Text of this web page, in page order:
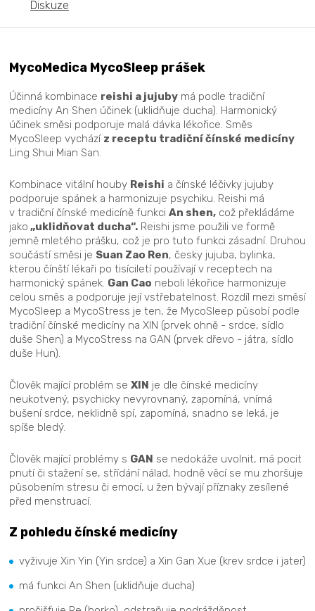
Diskuze
MycoMedica MycoSleep prášek
Účinná kombinace reishi a jujuby má podle tradiční
medicíny An Shen účinek (uklidňuje ducha). Harmonický
účinek směsi podporuje malá dávka lékořice. Směs
MycoSleep vychází z receptu tradiční čínské medicíny
Ling Shui Mian San.
Kombinace vitální houby Reishi a čínské léčivky jujuby
podporuje spánek a harmonizuje psychiku. Reishi má
v tradiční čínské medicíně funkci An shen, což překládáme
jako „uklidňovat ducha“. Reishi jsme použili ve formě
jemně mletého prášku, což je pro tuto funkci zásadní. Druhou
součástí směsi je Suan Zao Ren, česky jujuba, bylinka,
kterou čínští lékaři po tisíciletí používají v receptech na
harmonický spánek. Gan Cao neboli lékořice harmonizuje
celou směs a podporuje její vstřebatelnost. Rozdíl mezi směsí
MycoSleep a MycoStress je ten, že MycoSleep působí podle
tradiční čínské medicíny na XIN (prvek ohně - srdce, sídlo
duše Shen) a MycoStress na GAN (prvek dřevo - játra, sídlo
duše Hun).
Člověk mající problém se XIN je dle čínské medicíny
neukotvený, psychicky nevyrovnaný, zapomíná, vnímá
bušení srdce, neklidně spí, zapomíná, snadno se leká, je
spíše bledý.
Člověk mající problémy s GAN se nedokáže uvolnit, má pocit
pnutí či stažení se, střídání nálad, hodně věcí se mu zhoršuje
působením stresu či emocí, u žen bývají příznaky zesílené
před menstruací.
Z pohledu čínské medicíny
vyživuje Xin Yin (Yin srdce) a Xin Gan Xue (krev srdce i jater)
má funkci An Shen (uklidňuje ducha)